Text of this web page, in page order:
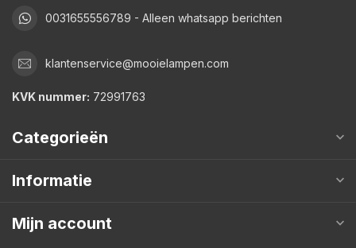
0031655556789 - Alleen whatsapp berichten
klantenservice@mooielampen.com
KVK nummer: 72991763
Categorieën
Informatie
Mijn account